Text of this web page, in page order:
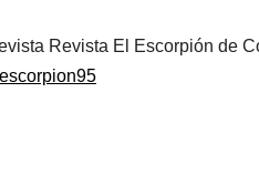
Revista El Escorpión de